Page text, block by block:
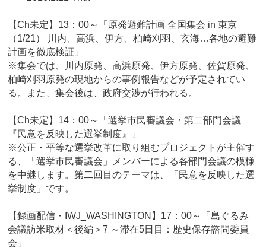
【Ch未定】13：00～「原発避難計画 全国集会 in 東京
（1/21） 川内、高浜、伊方、柏崎刈羽、玄海…各地の避難
計画を徹底検証」
※集会では、川内原発、高浜原発、伊方原発、佐賀原発、
柏崎刈羽原発の現地からの事例報告などが予定されてい
る。また、集会後は、政府交渉が行われる。
【Ch未定】14：00～「選挙市民審議会・第二部門会議
『民意を反映した選挙制度』」
※公正・平等な選挙改革に取り組むプロジェクトが主催す
る、「選挙市民審議会」メンバーによる各部門会議の模様
を中継します。第二回目のテーマは、「民意を反映した選
挙制度」です。
【録画配信・IWJ_WASHINGTON】17：00～「島ぐるみ
会議訪米取材＜後編＞7 ～滞在5日目：歴史保存諮問委員
会」